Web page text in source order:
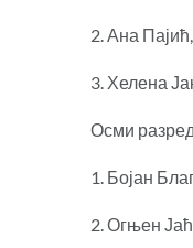
2. Ана
3. Хелена
Осми разред
1. Бојан
2. Огњен